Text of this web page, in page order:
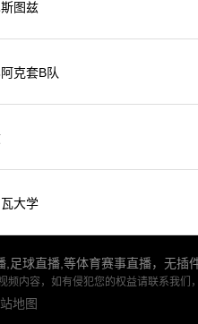
图兹
克套B队
大学
球直播,等体育赛事直播，无插
内容，如有侵犯您的权益请联系我们
地图